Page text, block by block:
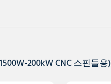
200kW CNC 스핀들용)